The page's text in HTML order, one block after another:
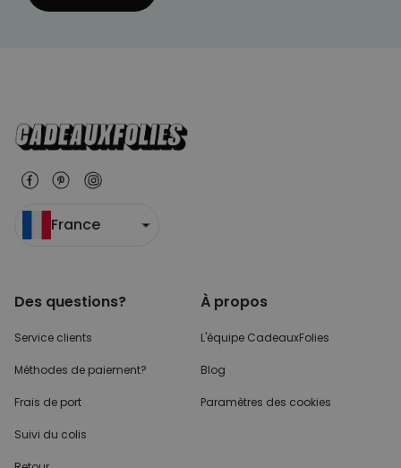
France
Des questions?
Service clients
Méthodes de paiement?
Frais de port
Suivi du colis
À propos
L'équipe CadeauxFolies
Blog
Paramètres des cookies